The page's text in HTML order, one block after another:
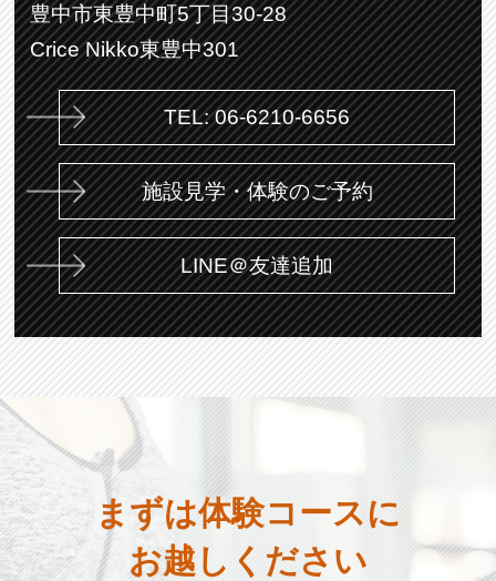
豊中市東豊中町5丁目30-28
Crice Nikko東豊中301
TEL: 06-6210-6656
施設見学・体験のご予約
LINE＠友達追加
まずは体験コースに
お越しください